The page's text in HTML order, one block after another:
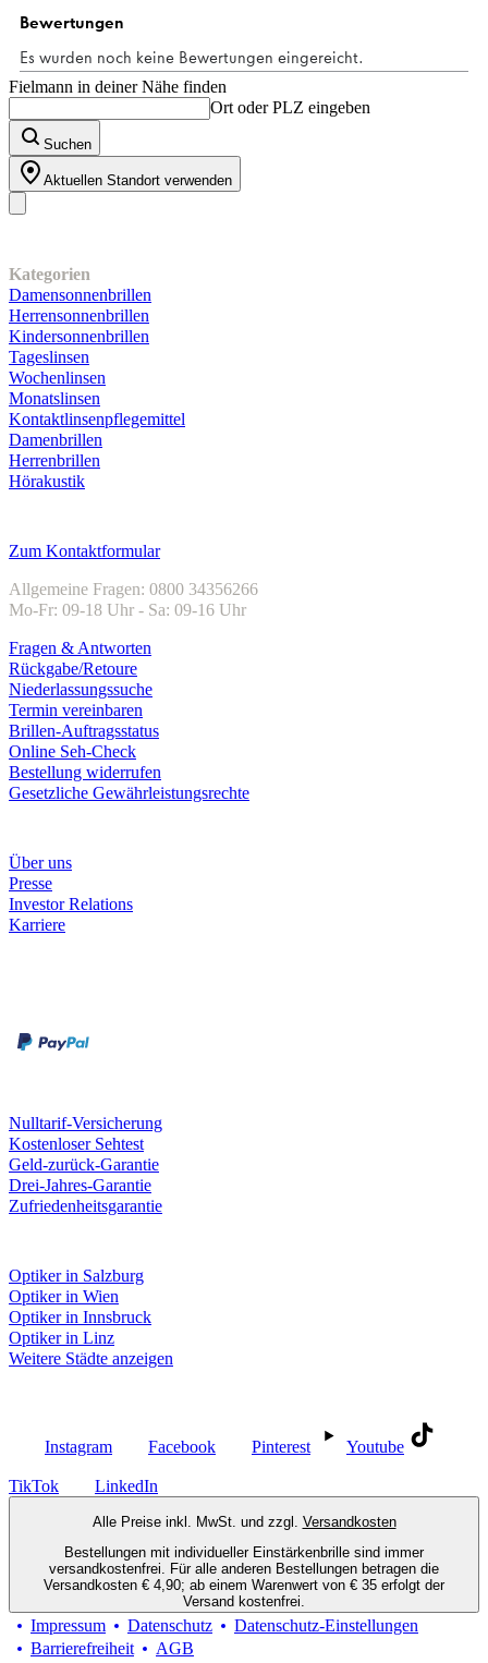
Fielmann in deiner Nähe finden
Ort oder PLZ eingeben
Suchen
Aktuellen Standort verwenden
Kategorien
Damensonnenbrillen
Herrensonnenbrillen
Kindersonnenbrillen
Tageslinsen
Wochenlinsen
Monatslinsen
Kontaktlinsenpflegemittel
Damenbrillen
Herrenbrillen
Hörakustik
Zum Kontaktformular
Allgemeine Fragen: 0800 34356266
Mo-Fr: 09-18 Uhr - Sa: 09-16 Uhr
Fragen & Antworten
Rückgabe/Retoure
Niederlassungssuche
Termin vereinbaren
Brillen-Auftragsstatus
Online Seh-Check
Bestellung widerrufen
Gesetzliche Gewährleistungsrechte
Über uns
Presse
Investor Relations
Karriere
Nulltarif-Versicherung
Kostenloser Sehtest
Geld-zurück-Garantie
Drei-Jahres-Garantie
Zufriedenheitsgarantie
Optiker in Salzburg
Optiker in Wien
Optiker in Innsbruck
Optiker in Linz
Weitere Städte anzeigen
Instagram Facebook Pinterest Youtube
TikTok LinkedIn
Alle Preise inkl. MwSt. und zzgl. Versandkosten
Bestellungen mit individueller Einstärkenbrille sind immer
versandkostenfrei. Für alle anderen Bestellungen betragen die
Versandkosten € 4,90; ab einem Warenwert von € 35 erfolgt der
Versand kostenfrei.
Impressum Datenschutz
Datenschutz-Einstellungen
Barrierefreiheit
AGB